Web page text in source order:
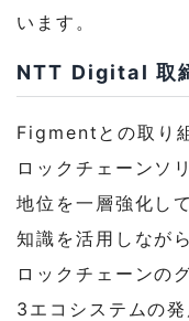
います。
NTT Digital 取
Figmentとの取り
ロックチェーンソ
地位を一層強化し
知識を活用しなが
ロックチェーンの
3エコシステムの